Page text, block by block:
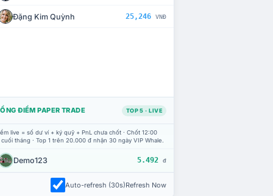
Đặng Kim Quỳnh 25,246 VNĐ
ĐIỂM PAPER TRADE TOP 5 · LIVE
live = số dư ví + ký quỹ + PnL chưa chốt · Chốt 12:00
tháng · Top 1 trên 20.000 đ nhận 30 ngày VIP Whale.
Demo123 5.492 đ
Auto-refresh (30s)Refresh Now